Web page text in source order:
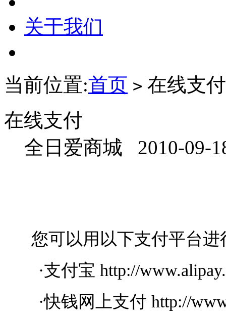
关于我们
当前位置:首页 > 在线支付
在线支付
全日爱商城 2010-09-
您可以用以下支付平台进
·支付宝 http://
·快钱网上支付 http://